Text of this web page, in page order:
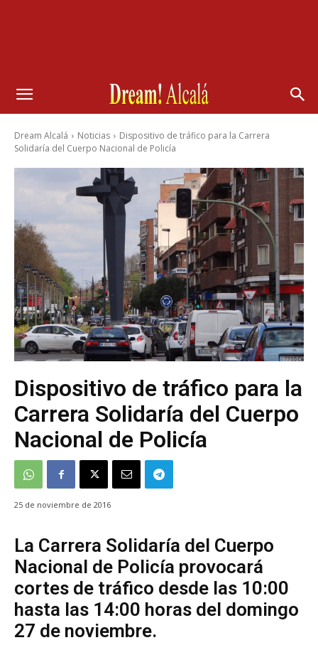
Dream Alcalá Noticias
Dispositivo de tráfico para la Carrera
Solidaría del Cuerpo Nacional de Policía
Dispositivo de tráfico para la
Carrera Solidaría del Cuerpo
Nacional de Policía
25 de noviembre de 2016
La Carrera Solidaría del Cuerpo
Nacional de Policía provocará
cortes de tráfico desde las 10:00
hasta las 14:00 horas del domingo
27 de noviembre.